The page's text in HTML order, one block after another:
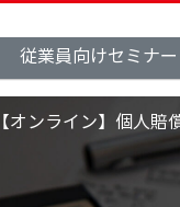
従業員向けセミナー
【オンライン】個人賠